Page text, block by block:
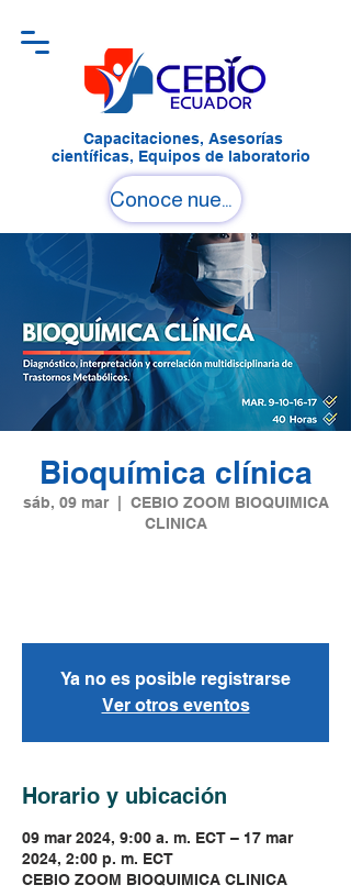
Capacitaciones, Asesorías
científicas, Equipos de laboratorio
Conoce nuestro Campus
Bioquímica clínica
sáb, 09 mar
  |
CEBIO ZOOM BIOQUIMICA
CLINICA
Ya no es posible registrarse
Ver otros eventos
Horario y ubicación
09 mar 2024, 9:00 a. m. ECT – 17 mar
2024, 2:00 p. m. ECT
CEBIO ZOOM BIOQUIMICA CLINICA